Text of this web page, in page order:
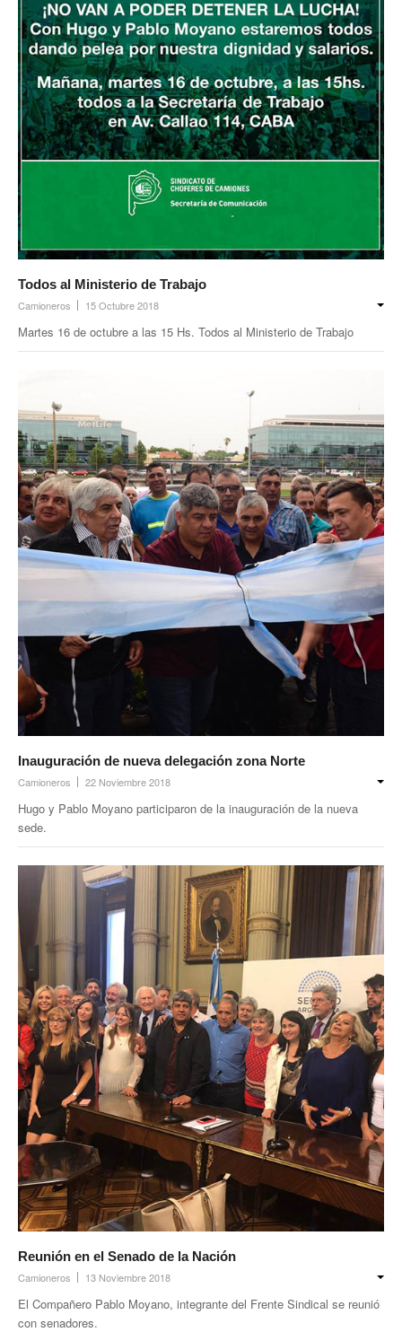
Todos al Ministerio de Trabajo
Camioneros 15 Octubre 2018
Martes 16 de octubre a las 15 Hs. Todos al Ministerio de Trabajo
Inauguración de nueva delegación zona Norte
Camioneros 22 Noviembre 2018
Hugo y Pablo Moyano participaron de la inauguración de la nueva
sede.
Reunión en el Senado de la Nación
Camioneros 13 Noviembre 2018
El Compañero Pablo Moyano, integrante del Frente Sindical se reunió
con senadores.